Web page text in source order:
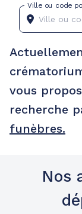
Ville ou code
vous
recherche
funèbres.
Nos